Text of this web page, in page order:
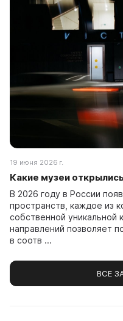
19 июня 2026 г.
Какие музеи
В 2026 году в России
пространств, каждое из
собственной уникальной
направлений позволяет
в соотв ...
ВСЕ